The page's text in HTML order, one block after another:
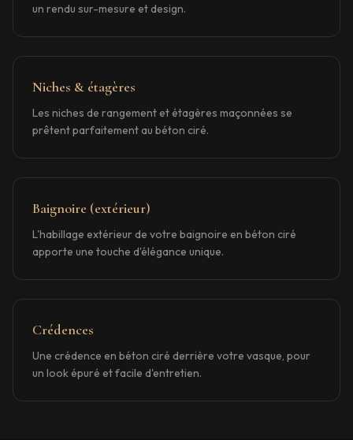
un rendu sur-mesure et design.
Niches & étagères
Les niches de rangement et étagères maçonnées se
prêtent parfaitement au béton ciré.
Baignoire (extérieur)
L'habillage extérieur de votre baignoire en béton ciré
apporte une touche d'élégance unique.
Crédences
Une crédence en béton ciré derrière votre vasque, pour
un look épuré et facile d'entretien.